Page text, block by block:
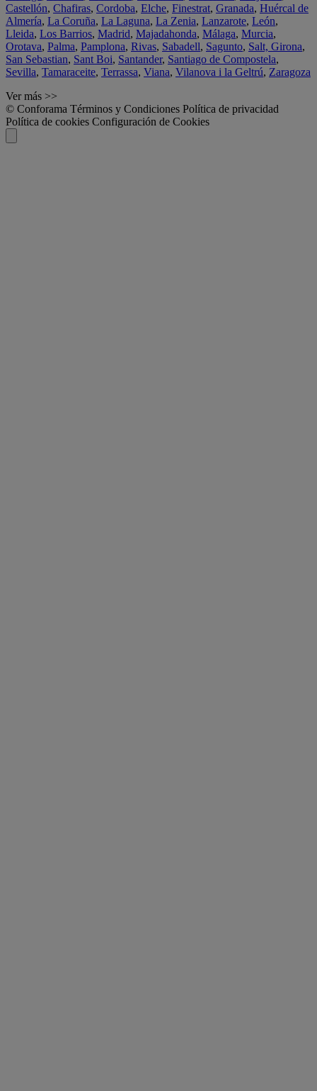
Castellón, Chafiras, Cordoba, Elche, Finestrat, Granada, Huércal de
Almería, La Coruña, La Laguna, La Zenia, Lanzarote, León,
Lleida, Los Barrios, Madrid, Majadahonda, Málaga, Murcia,
Orotava, Palma, Pamplona, Rivas, Sabadell, Sagunto, Salt, Girona,
San Sebastian, Sant Boi, Santander, Santiago de Compostela,
Sevilla, Tamaraceite, Terrassa, Viana, Vilanova i la Geltrú, Zaragoza
Ver más >>
© Conforama Términos y Condiciones Política de privacidad
Política de cookies Configuración de Cookies